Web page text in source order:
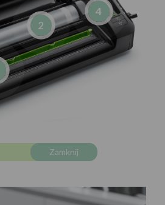
Zamknij
2
4